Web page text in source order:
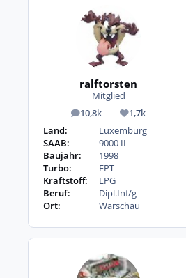
ralftorsten
Mitglied
10,8k
Beiträge 1,7k
Reputation
Land:
Luxemburg
SAAB:
9000 II
Baujahr:
1998
Turbo:
FPT
Kraftstoff:
LPG
Beruf:
Dipl.Inf/g
Ort:
Warschau